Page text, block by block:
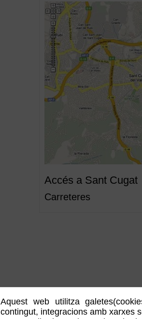
Accés a Sant Cugat
Carreteres
Aquest web utilitza
contingut, integracions amb xarxes